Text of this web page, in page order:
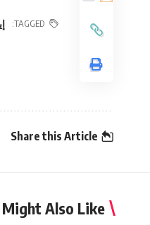
TAGGED:
Share this Article
Might Also Like